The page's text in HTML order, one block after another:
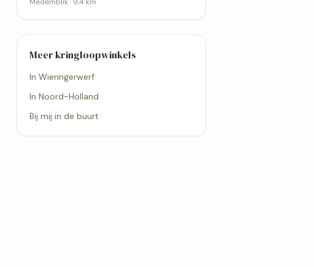
Meer kringloopwinkels
In Wieringerwerf
In Noord-Holland
Bij mij in de buurt